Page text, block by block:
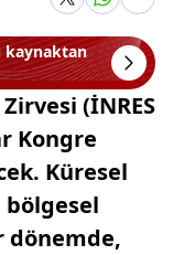
kaynaktan
(İNRES
Kongre
Küresel